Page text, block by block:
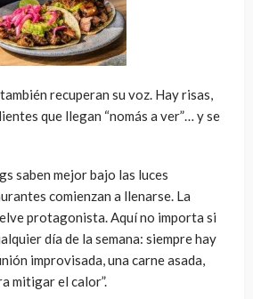
recuperan su voz. Hay risas,
que llegan “nomás a ver”… y se
saben mejor bajo las luces
comienzan a llenarse. La
protagonista. Aquí no importa si
día de la semana: siempre hay
improvisada, una carne asada,
mitigar el calor”.